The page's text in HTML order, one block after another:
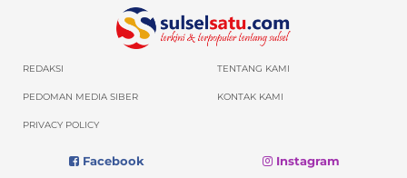
REDAKSI TENTANG KAMI
PEDOMAN MEDIA SIBER KONTAK KAMI
PRIVACY POLICY
Facebook
Instagram